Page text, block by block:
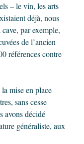
– le vin, les arts
déjà, nous
par exemple,
de l’ancien
références contre
mise en place
sans cesse
avons décidé
généraliste, aux